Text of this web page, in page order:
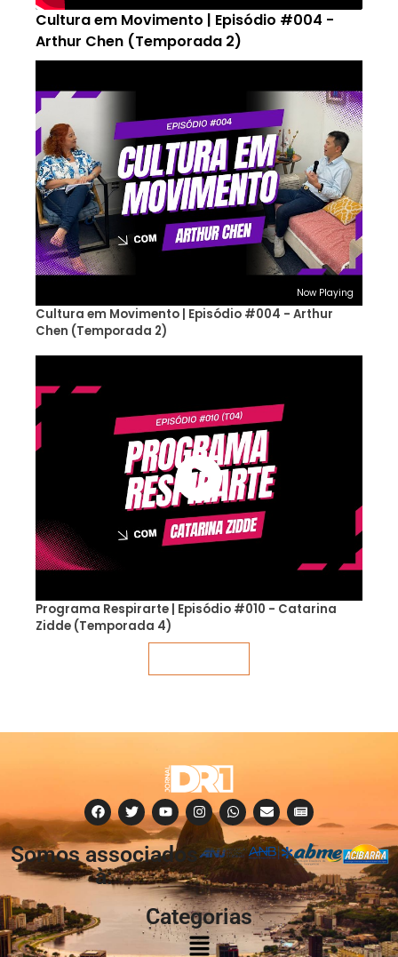
Cultura em Movimento | Episódio #004 -
Arthur Chen (Temporada 2)
Now Playing
Cultura em Movimento | Episódio #004 - Arthur
Chen (Temporada 2)
Programa Respirarte | Episódio #010 - Catarina
Zidde (Temporada 4)
Somos associados
à:
Categorias